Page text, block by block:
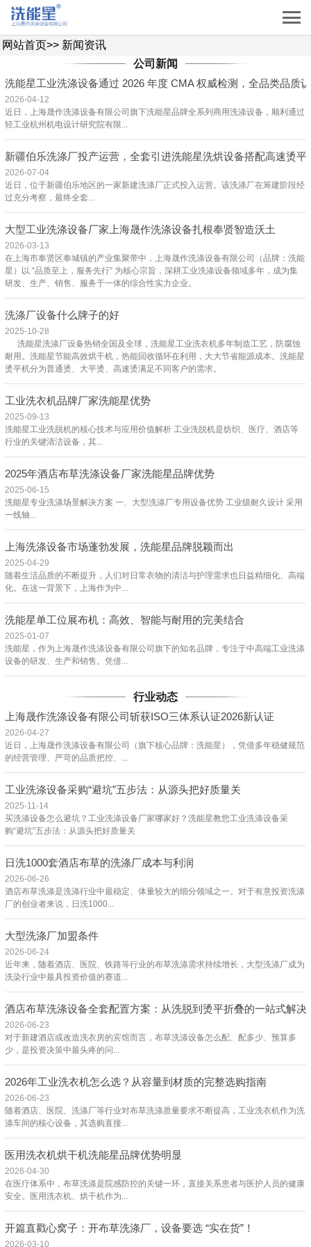
网站首页>> 新闻资讯
公司新闻
洗能星工业洗涤设备通过 2026 年度 CMA 权威检测，全品类品质
2026-04-12
近日，上海晟作洗涤设备有限公司旗下洗能星品牌全系列商用洗涤设备，顺利通过
轻工业杭州机电设计研究院有限...
新疆伯乐洗涤厂投产运营，全套引进洗能星洗烘设备搭配高速烫平
2026-07-04
近日，位于新疆伯乐地区的一家新建洗涤厂正式投入运营。该洗涤厂在筹建阶段经
过充分考察，最终全套...
大型工业洗涤设备厂家上海晟作洗涤设备扎根奉贤智造沃土
2026-03-13
在上海市奉贤区奉城镇的产业集聚带中，上海晟作洗涤设备有限公司（品牌：洗能
星）以 “品质至上，服务先行” 为核心宗旨，深耕工业洗涤设备领域多年，成为集
研发、生产、销售、服务于一体的综合性实力企业。
洗涤厂设备什么牌子的好
2025-10-28
洗能星洗涤厂设备热销全国及全球，洗能星工业洗衣机多年制造工艺，防腐蚀
耐用。洗能星节能高效烘干机，热能回收循环在利用，大大节省能源成本。洗能星
烫平机分为普通烫、大平烫、高速烫满足不同客户的需求。
工业洗衣机品牌厂家洗能星优势
2025-09-13
洗能星工业洗脱机的核心技术与应用价值解析 工业洗脱机是纺织、医疗、酒店等
行业的关键清洁设备，其...
2025年酒店布草洗涤设备厂家洗能星品牌优势
2025-06-15
洗能星专业洗涤场景解决方案 一、大型洗涤厂专用设备优势 工业级耐久设计 采用
一线轴...
‌上海洗涤设备市场蓬勃发展，洗能星品牌脱颖而出
2025-04-29
随着生活品质的不断提升，人们对日常衣物的清洁与护理需求也日益精细化、高端
化。在这一背景下，上海作为中...
洗能星单工位展布机：高效、智能与耐用的完美结合
2025-01-07
洗能星，作为上海晟作洗涤设备有限公司旗下的知名品牌，专注于中高端工业洗涤
设备的研发、生产和销售。凭借...
行业动态
上海晟作洗涤设备有限公司斩获ISO三体系认证2026新认证
2026-04-27
近日，上海晟作洗涤设备有限公司（旗下核心品牌：洗能星），凭借多年稳健规范
的经营管理、严苛的品质把控、...
工业洗涤设备采购“避坑”五步法：从源头把好质量关
2025-11-14
买洗涤设备怎么避坑？工业洗涤设备厂家哪家好？洗能星教您工业洗涤设备采
购“避坑”五步法：从源头把好质量关
日洗1000套酒店布草的洗涤厂成本与利润
2026-06-26
酒店布草洗涤是洗涤行业中最稳定、体量较大的细分领域之一。对于有意投资洗涤
厂的创业者来说，日洗1000...
大型洗涤厂加盟条件
2026-06-24
近年来，随着酒店、医院、铁路等行业的布草洗涤需求持续增长，大型洗涤厂成为
洗染行业中最具投资价值的赛道...
酒店布草洗涤设备全套配置方案：从洗脱到烫平折叠的一站式解决
2026-06-23
对于新建酒店或改造洗衣房的宾馆而言，布草洗涤设备怎么配、配多少、预算多
少，是投资决策中最头疼的问...
2026年工业洗衣机怎么选？从容量到材质的完整选购指南
2026-06-23
随着酒店、医院、洗涤厂等行业对布草洗涤质量要求不断提高，工业洗衣机作为洗
涤车间的核心设备，其选购直接...
医用洗衣机烘干机洗能星品牌优势明显
2026-04-30
在医疗体系中，布草洗涤是院感防控的关键一环，直接关系患者与医护人员的健康
安全。医用洗衣机、烘干机作为...
开篇直戳心窝子：开布草洗涤厂，设备要选 “实在货”！
2026-03-10